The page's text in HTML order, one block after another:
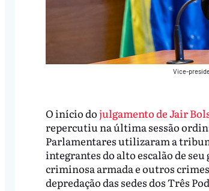
Vice-
O início dojulgamento de Jair
repercutiu na última sessão
Parlamentares utilizaram a
integrantes do alto escalão de
criminosa armada e outros
depredação das sedes dos Três